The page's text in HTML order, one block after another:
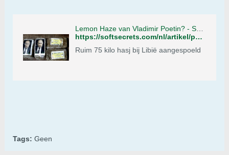
https://softsecrets.com/nl/artikel/poetin-hasj-libie-aangespoeld
Ruim 75 kilo hasj bij Libië aangespoeld
Tags: Geen